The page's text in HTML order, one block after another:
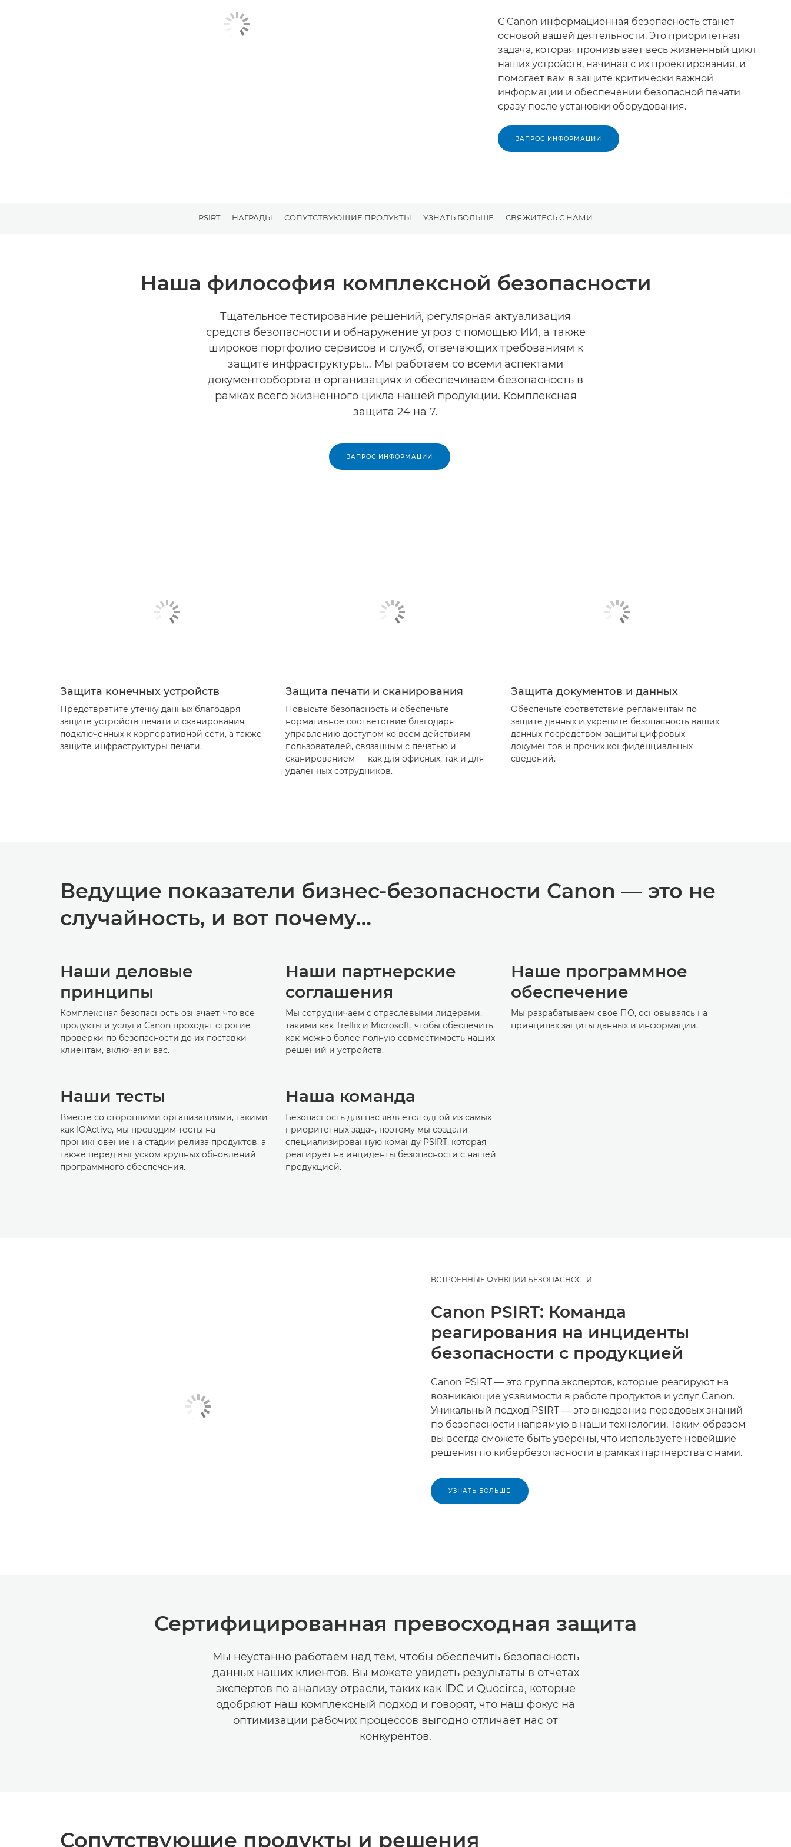
С Canon информационная безопасность станет
основой вашей деятельности. Это приоритетная
задача, которая пронизывает весь жизненный цикл
наших устройств, начиная с их проектирования, и
помогает вам в защите критически важной
информации и обеспечении безопасной печати
сразу после установки оборудования.
ЗАПРОС ИНФОРМАЦИИ
PSIRT НАГРАДЫ СОПУТСТВУЮЩИЕ ПРОДУКТЫ УЗНАТЬ БОЛЬШЕ СВЯЖИТЕСЬ С НАМИ
Наша философия комплексной безопасности
Тщательное тестирование решений, регулярная актуализация
средств безопасности и обнаружение угроз с помощью ИИ, а также
широкое портфолио сервисов и служб, отвечающих требованиям к
защите инфраструктуры… Мы работаем со всеми аспектами
документооборота в организациях и обеспечиваем безопасность в
рамках всего жизненного цикла нашей продукции. Комплексная
защита 24 на 7.
ЗАПРОС ИНФОРМАЦИИ
Защита конечных устройств
Предотвратите утечку данных благодаря
защите устройств печати и сканирования,
подключенных к корпоративной сети, а также
защите инфраструктуры печати.
Защита печати и сканирования
Повысьте безопасность и обеспечьте
нормативное соответствие благодаря
управлению доступом ко всем действиям
пользователей, связанным с печатью и
сканированием — как для офисных, так и для
удаленных сотрудников.
Защита документов и данных
Обеспечьте соответствие регламентам по
защите данных и укрепите безопасность ваших
данных посредством защиты цифровых
документов и прочих конфиденциальных
сведений.
Ведущие показатели бизнес-безопасности Canon — это не
случайность, и вот почему…
Наши деловые
принципы
Комплексная безопасность означает, что все
продукты и услуги Canon проходят строгие
проверки по безопасности до их поставки
клиентам, включая и вас.
Наши партнерские
соглашения
Мы сотрудничаем с отраслевыми лидерами,
такими как Trellix и Microsoft, чтобы обеспечить
как можно более полную совместимость наших
решений и устройств.
Наше программное
обеспечение
Мы разрабатываем свое ПО, основываясь на
принципах защиты данных и информации.
Наши тесты
Вместе со сторонними организациями, такими
как IOActive, мы проводим тесты на
проникновение на стадии релиза продуктов, а
также перед выпуском крупных обновлений
программного обеспечения.
Наша команда
Безопасность для нас является одной из самых
приоритетных задач, поэтому мы создали
специализированную команду PSIRT, которая
реагирует на инциденты безопасности с нашей
продукцией.
ВСТРОЕННЫЕ ФУНКЦИИ БЕЗОПАСНОСТИ
Canon PSIRT: Команда
реагирования на инциденты
безопасности с продукцией
Canon PSIRT — это группа экспертов, которые реагируют на
возникающие уязвимости в работе продуктов и услуг Canon.
Уникальный подход PSIRT — это внедрение передовых знаний
по безопасности напрямую в наши технологии. Таким образом
вы всегда сможете быть уверены, что используете новейшие
решения по кибербезопасности в рамках партнерства с нами.
УЗНАТЬ БОЛЬШЕ
Сертифицированная превосходная защита
Мы неустанно работаем над тем, чтобы обеспечить безопасность
данных наших клиентов. Вы можете увидеть результаты в отчетах
экспертов по анализу отрасли, таких как IDC и Quocirca, которые
одобряют наш комплексный подход и говорят, что наш фокус на
оптимизации рабочих процессов выгодно отличает нас от
конкурентов.
Сопутствующие продукты и решения